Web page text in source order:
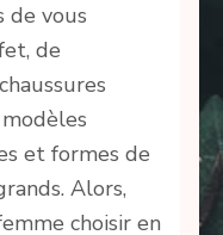
de vous
de
et formes de
Alors,
choisir en